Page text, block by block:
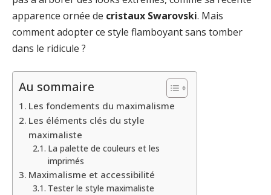
apparence ornée de cristaux Swarovski. Mais
comment adopter ce style flamboyant sans tomber
dans le ridicule ?
Au sommaire
Les fondements du maximalisme
Les éléments clés du style
maximaliste
La palette de couleurs et les
imprimés
Maximalisme et accessibilité
Tester le style maximaliste